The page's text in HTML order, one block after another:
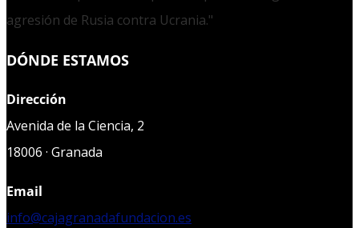
agresión de Rusia contra Ucrania."
DÓNDE ESTAMOS
Dirección
Avenida de la Ciencia, 2
18006 · Granada
Email
info@cajagranadafundacion.es